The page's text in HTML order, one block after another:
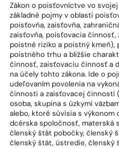
Zákon o poisťovníctve vo
základné pojmy v oblasti
poisťovňa, zaisťovňa,
zaisťovňa, poisťovacia
poistné riziko a poistný
poistného trhu a bližšie
činnosť, zaisťovaciu činnosť a
na účely tohto zákona. Ide o
udeľovaním povolenia na
činnosti a zaisťovacej činnosti
osoba, skupina s úzkymi
alebo, ktoré súvisia s výkonom
dcérska spoločnosť, materská
členský štát pobočky, členský
členský štát, ústredie, členský